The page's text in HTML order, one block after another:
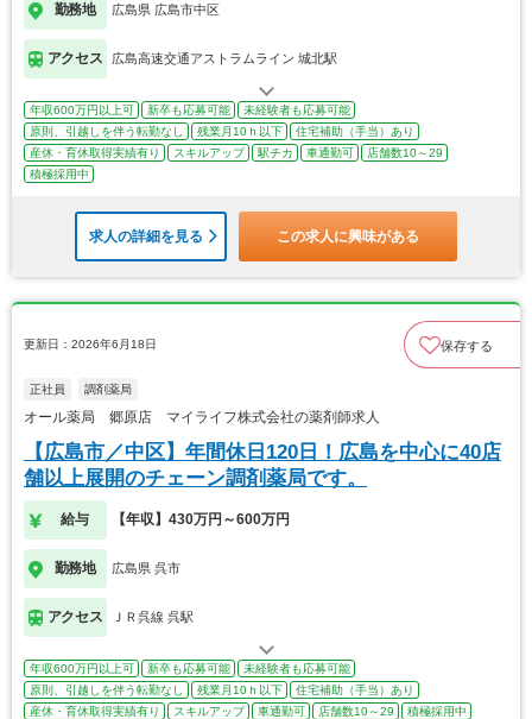
勤務地 広島県 広島市中区
アクセス 広島高速交通アストラムライン 城北駅
年収600万円以上可 新卒も応募可能
未経験者も応募可能
原則、引越しを伴う転勤なし
残業月10ｈ以下
住宅補助（手当）あり
産休・育休取得実績有り
スキルアップ 駅チカ 車通勤可
店舗数10～29
積極採用中
求人の詳細を見る この求人に興味がある
更新日：2026年6月18日 保存する
正社員 調剤薬局
オール薬局 郷原店 マイライフ株式会社の薬剤師求人
【広島市／中区】年間休日120日！広島を中心に40店
舗以上展開のチェーン調剤薬局です。
給与 【年収】430万円～600万円
勤務地 広島県 呉市
アクセス ＪＲ呉線 呉駅
年収600万円以上可 新卒も応募可能
未経験者も応募可能
原則、引越しを伴う転勤なし
残業月10ｈ以下
住宅補助（手当）あり
産休・育休取得実績有り
スキルアップ 車通勤可 店舗数10～29 積極採用中